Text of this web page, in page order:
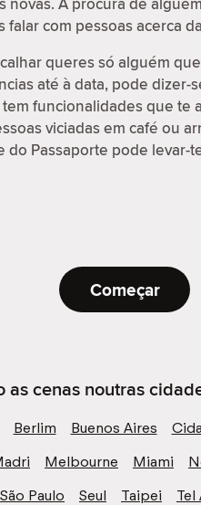
com pessoas acerca
queres só alguém
até à data, pode
funcionalidades que te
viciadas em café ou
Passaporte pode levar-
Começar
as cenas noutras
Berlim Buenos Aires
Melbourne Miami
São Paulo Seul Taipei Tel